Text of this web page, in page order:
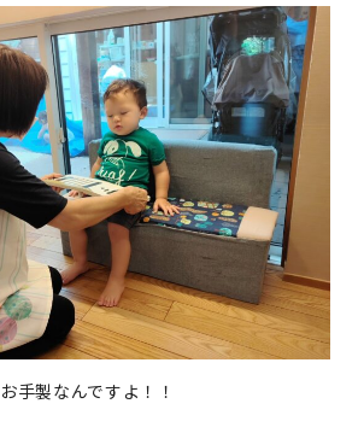
手製なんですよ！！